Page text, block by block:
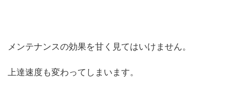
メンテナンスの効果を甘く見てはいけません。
上達速度も変わってしまいます。